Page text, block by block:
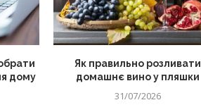
дому
Як правильно розливати
домашнє вино у пляшки
31/07/2026